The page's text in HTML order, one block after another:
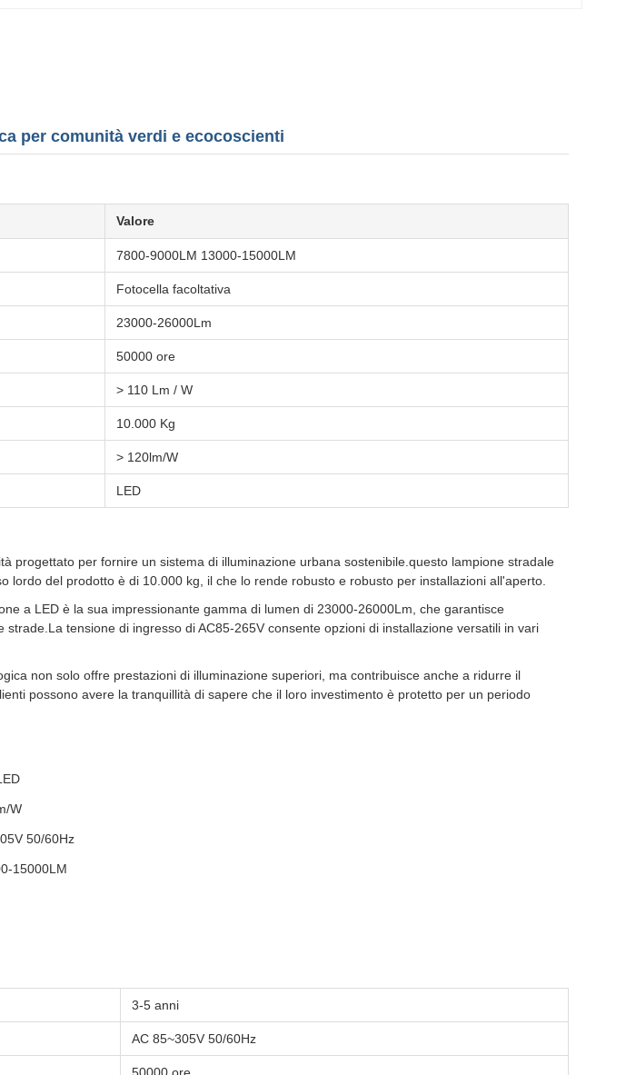
per comunità verdi e ecocoscienti
Valore
7800-9000LM 13000-15000LM
Fotocella facoltativa
23000-26000Lm
50000 ore
> 110 Lm / W
10.000 Kg
> 120lm/W
LED
progettato per fornire un sistema di illuminazione urbana sostenibile.questo lampione stradale
lordo del prodotto è di 10.000 kg, il che lo rende robusto e robusto per installazioni all'aperto.
a LED è la sua impressionante gamma di lumen di 23000-26000Lm, che garantisce
tensione di ingresso di AC85-265V consente opzioni di installazione versatili in vari
non solo offre prestazioni di illuminazione superiori, ma contribuisce anche a ridurre il
possono avere la tranquillità di sapere che il loro investimento è protetto per un periodo
W
50/60Hz
15000LM
3-5 anni
AC 85~305V 50/60Hz